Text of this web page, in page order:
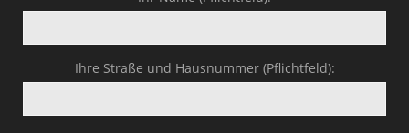
Ihre Straße und Hausnummer (Pflichtfeld):